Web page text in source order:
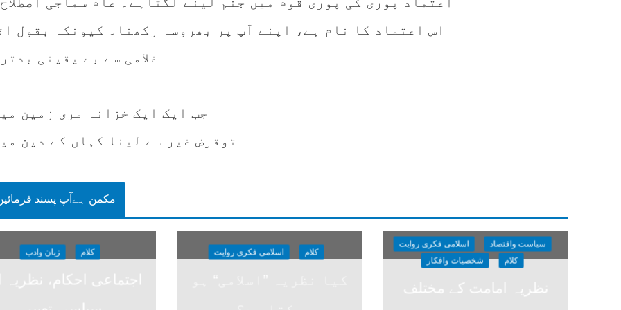
اس اعتماد کا نام ہے، اپنے آپ پر بھروسہ رکھنا۔ کیونکہ بقول
غلامی سے بے یقینی
جب ایک ایک خزانہ مری زمین
توقرض غیر سے لینا کہاں کے دین
مکمن ہےآپ پسند
زبان وادب کلام
اجتماعی احکام، نظریہ
اسلامی فکری روایت کلام
کیا نظریہ ”اسلامی“ ہو
اسلامی فکری روایت
سیاست واقتصاد
شخصیات وافکار
کلام
نظریہ امامت کے مختلف